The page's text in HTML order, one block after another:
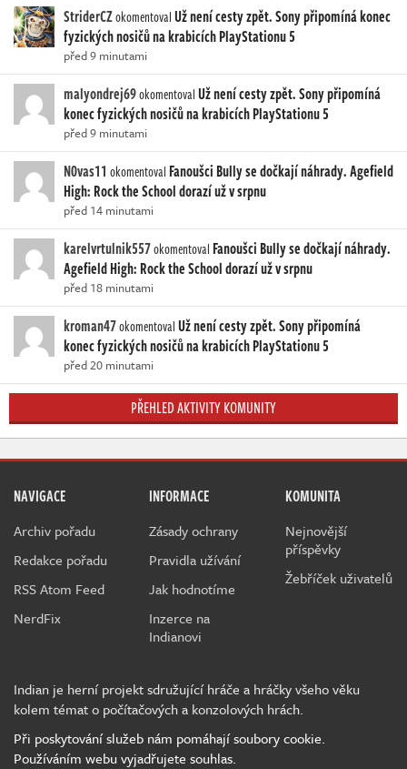
StriderCZokomentovalUž není cesty zpět. Sony připomíná konec
fyzických nosičů na krabicích PlayStationu 5
před 9 minutami
malyondrej69okomentovalUž není cesty zpět. Sony připomíná
konec fyzických nosičů na krabicích PlayStationu 5
před 9 minutami
N0vas11 okomentoval Fanoušci Bully se dočkají náhrady. Agefield
High: Rock the School dorazí už v srpnu
před 14 minutami
karelvrtulnik557okomentoval Fanoušci Bully se dočkají náhrady.
Agefield High: Rock the School dorazí už v srpnu
před 18 minutami
kroman47okomentovalUž není cesty zpět. Sony připomíná
konec fyzických nosičů na krabicích PlayStationu 5
před 20 minutami
PŘEHLED AKTIVITY KOMUNITY
NAVIGACE
Archiv pořadu
Redakce pořadu
RSS Atom Feed
NerdFix
INFORMACE
Zásady ochrany
Pravidla užívání
Jak hodnotíme
Inzerce na
Indianovi
KOMUNITA
Nejnovější
příspěvky
Žebříček uživatelů
Indian je herní projekt sdružující hráče a hráčky všeho věku
kolem témat o počítačových a konzolových hrách.
Při poskytování služeb nám pomáhají soubory cookie.
Používáním webu vyjadřujete souhlas.